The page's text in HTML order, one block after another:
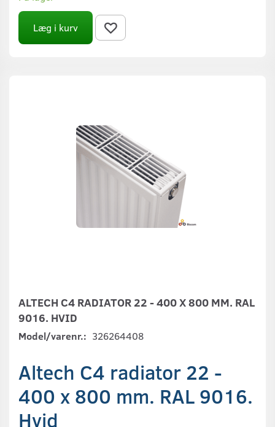
Læg i kurv
ALTECH C4 RADIATOR 22 - 400 X 800 MM. RAL
9016. HVID
Model/varenr.: 326264408
Altech C4 radiator 22 -
400 x 800 mm. RAL 9016.
Hvid